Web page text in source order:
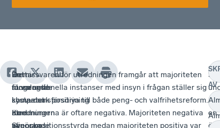
En
fungerande
kompetensförsörjning
är
avgörande
Det
nuvarande
systemet
med
sfi
Detta
föreslogs
i
utredningen
Svenska
I remissvaren för utredningen framgår att majoriteten
stora nationella instanser med insyn i frågan ställer sig
i huvudsak positiva till både peng- och valfrihetsreform.
Kommunerna är oftare negativa. Majoriteten negativa
var oppositionsstyrda medan majoriteten positiva var
Sfi-
är
en
AV